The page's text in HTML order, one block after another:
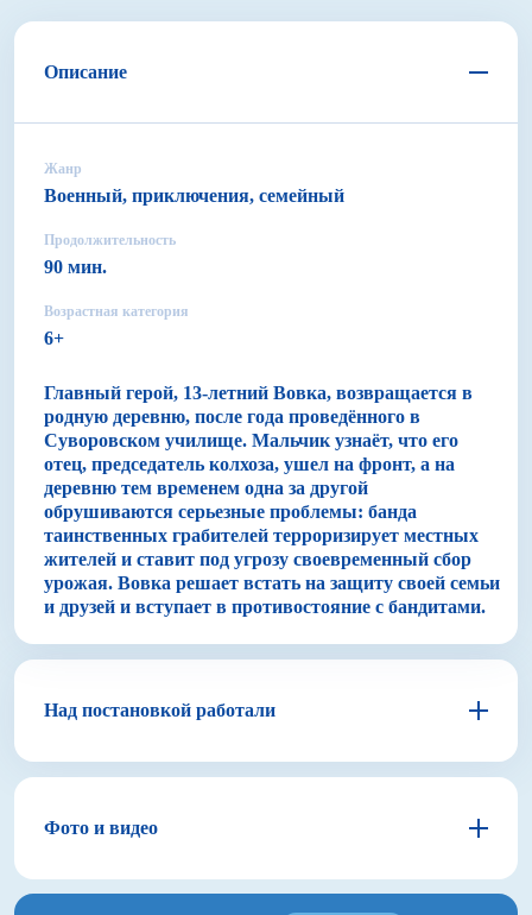
Описание
Главный герой, 13-летний Вовка, возвращается в
родную деревню, после года проведённого в
Суворовском училище. Мальчик узнаёт, что его
отец, председатель колхоза, ушел на фронт, а на
деревню тем временем одна за другой
обрушиваются серьезные проблемы: банда
таинственных грабителей терроризирует местных
жителей и ставит под угрозу своевременный сбор
урожая. Вовка решает встать на защиту своей семьи
и друзей и вступает в противостояние с бандитами.
Жанр
Военный, приключения, семейный
Продолжительность
90 мин.
Возрастная категория
6+
Над постановкой работали
Режиссер–постановщик
Денис Казанцев
Фото и видео